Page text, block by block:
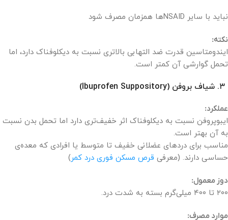
نباید با سایر NSAIDها همزمان مصرف شود
نکته:
ایندومتاسین قدرت ضد التهابی بالاتری نسبت به دیکلوفناک دارد، اما
تحمل گوارشی آن کمتر است.
عملکرد:
ایبوپروفن نسبت به دیکلوفناک اثر خفیف‌تری دارد اما تحمل بدن نسبت
به آن بهتر است.
مناسب برای دردهای عضلانی خفیف تا متوسط یا افرادی که معده‌ی
حساسی دارند. (معرفی قرص مسکن فوری درد کمر)
دوز معمول:
۲۰۰ تا ۴۰۰ میلی‌گرم بسته به شدت درد.
موارد مصرف: